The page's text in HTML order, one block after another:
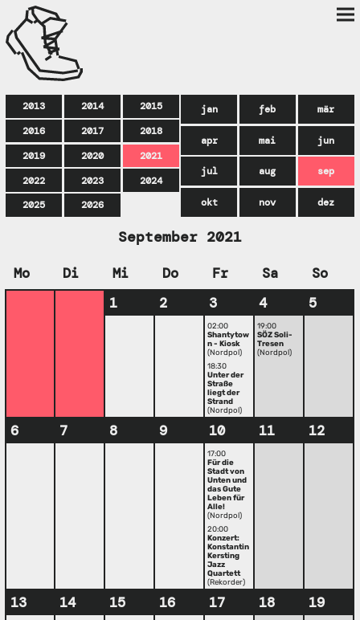
2013 2014
2015
2016
2017
2018
2019
2020
2021
2022
2023
2024
2025
2026
jan feb mär
apr mai jun
jul aug sep
okt nov dez
September 2021
Mo Di Mi Do Fr Sa
So
1
2 3
02:00
Shantytow
n - Kiosk
(Nordpol)
18:30
Unter der
Straße
liegt der
Strand
(Nordpol)
4
19:00
SÖZ Soli-
Tresen
(Nordpol)
5
6 7 8 9 10
17:00
Für die
Stadt von
Unten und
das Gute
Leben für
Alle!
(Nordpol)
20:00
Konzert:
Konstantin
Kersting
Jazz
Quartett
(Rekorder)
11 12
13 14 15 16 17 18 19